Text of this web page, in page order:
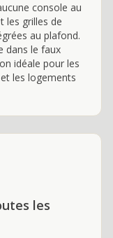
console au
les grilles de
au plafond.
dans le faux
idéale pour les
les logements
les